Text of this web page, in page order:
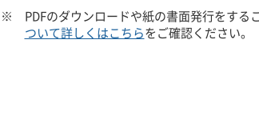
※
PDFのダウンロードや紙の書面発行をする
ついて詳しくはこちらをご確認ください。